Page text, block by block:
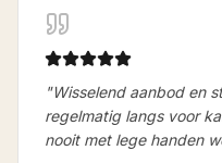
"Wisselend aanbod en
regelmatig langs voor
nooit met lege handen